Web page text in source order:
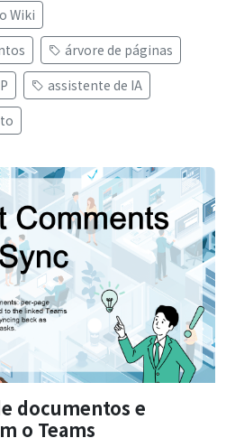
Wiki
árvore de páginas
assistente de IA
documentos e
o Teams